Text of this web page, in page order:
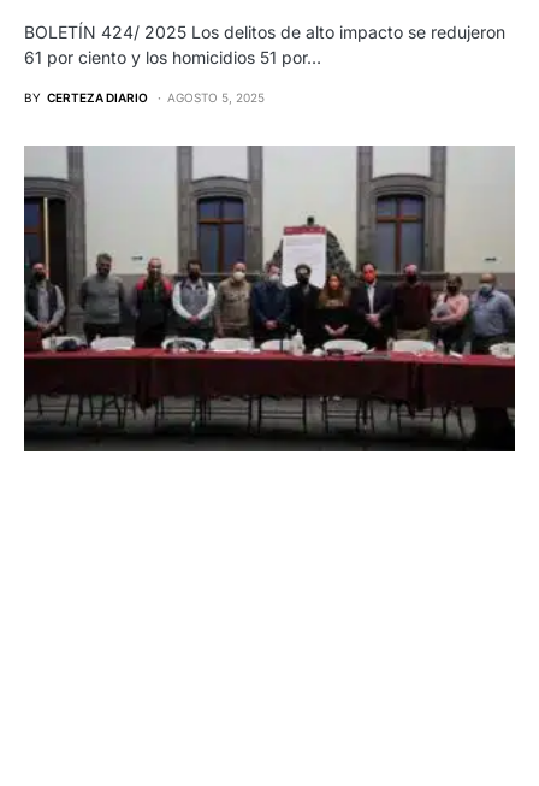
BOLETÍN 424/ 2025 Los delitos de alto impacto se redujeron
61 por ciento y los homicidios 51 por…
BY CERTEZA DIARIO AGOSTO 5, 2025